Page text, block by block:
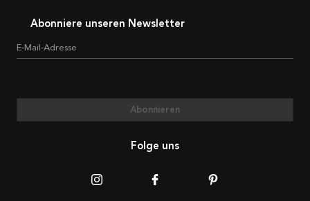
Abonniere unseren Newsletter
E-Mail-Adresse
Abonnieren
Folge uns